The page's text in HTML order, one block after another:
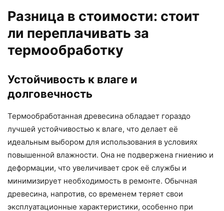
Разница в стоимости: стоит
ли переплачивать за
термообработку
Устойчивость к влаге и
долговечность
Термообработанная древесина обладает гораздо
лучшей устойчивостью к влаге, что делает её
идеальным выбором для использования в условиях
повышенной влажности. Она не подвержена гниению и
деформации, что увеличивает срок её службы и
минимизирует необходимость в ремонте. Обычная
древесина, напротив, со временем теряет свои
эксплуатационные характеристики, особенно при